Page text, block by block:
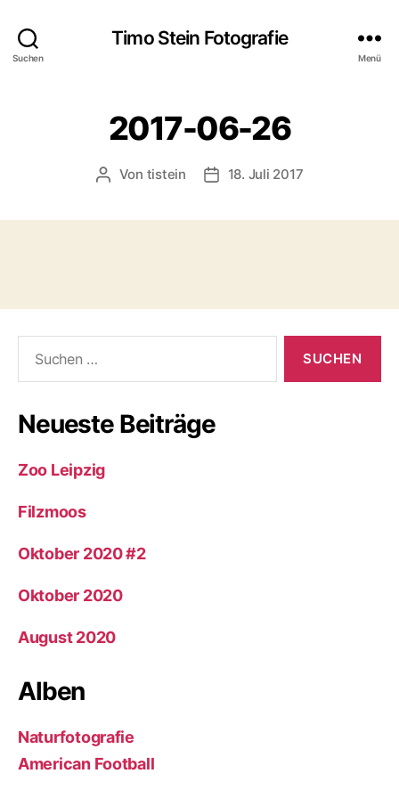
Suchen
Timo Stein Fotografie
Menü
2017-06-26
Beitragsautor
Von tistein Veröffentlichungsdatum
18. Juli 2017
nach:
Neueste Beiträge
Zoo Leipzig
Filzmoos
Oktober 2020 #2
Oktober 2020
August 2020
Alben
Naturfotografie
American Football